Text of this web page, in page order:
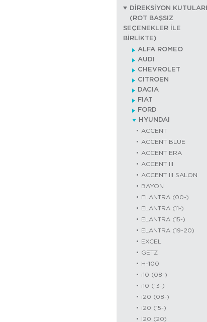
DİREKSİYON KUTULARI
(ROT BAŞSIZ
SEÇENEKLER İLE
BİRLİKTE)
ALFA ROMEO
AUDI
CHEVROLET
CITROEN
DACIA
FIAT
FORD
HYUNDAI
ACCENT
ACCENT BLUE
ACCENT ERA
ACCENT III
ACCENT III SALON
BAYON
ELANTRA (00-)
ELANTRA (11-)
ELANTRA (15-)
ELANTRA (19-20)
EXCEL
GETZ
H-100
i10 (08-)
i10 (13-)
i20 (08-)
i20 (15-)
İ20 (20)